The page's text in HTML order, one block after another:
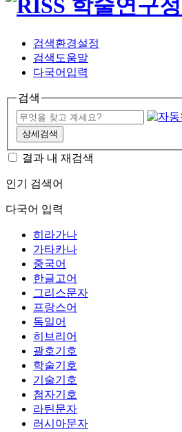
검색환경설정
검색도움말
다국어입력
검색
상세검색
결과 내 재검색
인기 검색어
다국어 입력
히라가나
가타카나
중국어
한글고어
그리스문자
프랑스어
독일어
히브리어
괄호기호
학술기호
기술기호
첨자기호
라틴문자
러시아문자